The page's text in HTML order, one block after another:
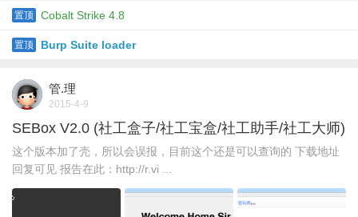
置顶 Cobalt Strike 4.8
置顶 Burp Suite loader
管.理
2015-4-9
SEBox V2.0 (社工盒子/社工宝盒/社工助手/社工大师)
这个版本加了壳，所以会误报，目前这个还是可以查询的 下载地址
回复可见 报告在此：http://r.vi ...